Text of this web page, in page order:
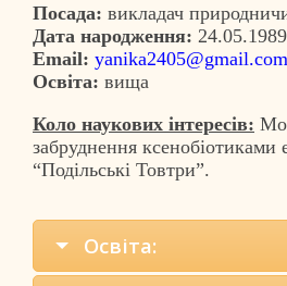
Посада: викладач
Дата народження: 24.05.1989
Email: yanika2405@gmail.com
Освіта: вища
Коло наукових інтересів:
забруднення
“Подільські Товтри”.
Освіта: